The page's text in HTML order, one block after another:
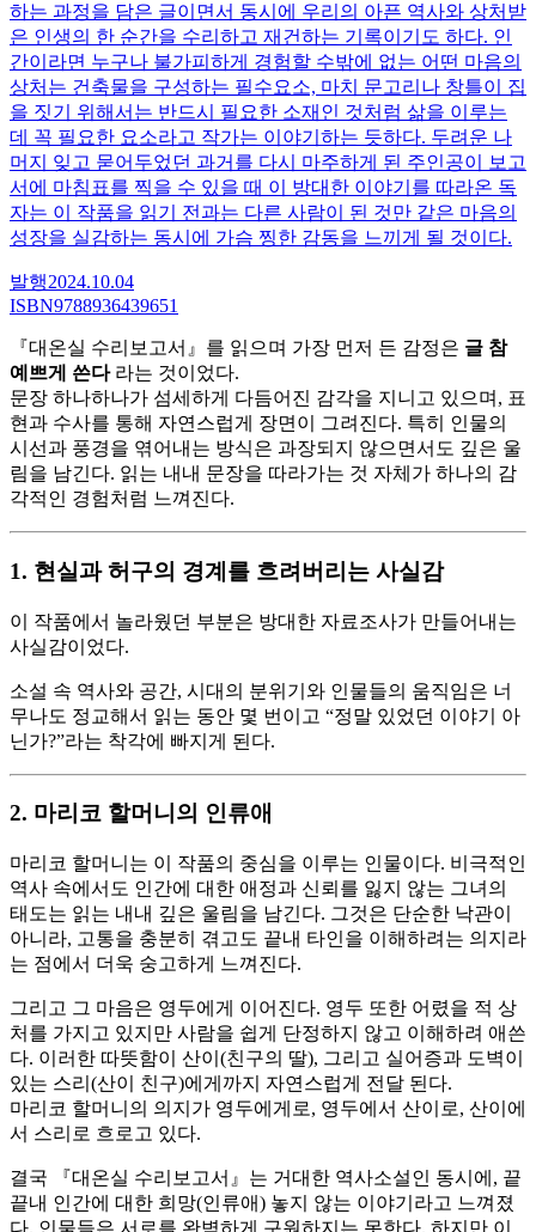
하는 과정을 담은 글이면서 동시에 우리의 아픈 역사와 상처받
은 인생의 한 순간을 수리하고 재건하는 기록이기도 하다. 인
간이라면 누구나 불가피하게 경험할 수밖에 없는 어떤 마음의
상처는 건축물을 구성하는 필수요소, 마치 문고리나 창틀이 집
을 짓기 위해서는 반드시 필요한 소재인 것처럼 삶을 이루는
데 꼭 필요한 요소라고 작가는 이야기하는 듯하다. 두려운 나
머지 잊고 묻어두었던 과거를 다시 마주하게 된 주인공이 보고
서에 마침표를 찍을 수 있을 때 이 방대한 이야기를 따라온 독
자는 이 작품을 읽기 전과는 다른 사람이 된 것만 같은 마음의
성장을 실감하는 동시에 가슴 찡한 감동을 느끼게 될 것이다.
발행2024.10.04
ISBN9788936439651
『대온실 수리보고서』를 읽으며 가장 먼저 든 감정은 글 참
예쁘게 쓴다라는 것이었다.
문장 하나하나가 섬세하게 다듬어진 감각을 지니고 있으며, 표
현과 수사를 통해 자연스럽게 장면이 그려진다. 특히 인물의
시선과 풍경을 엮어내는 방식은 과장되지 않으면서도 깊은 울
림을 남긴다. 읽는 내내 문장을 따라가는 것 자체가 하나의 감
각적인 경험처럼 느껴진다.
1. 현실과 허구의 경계를 흐려버리는 사실감
이 작품에서 놀라웠던 부분은 방대한 자료조사가 만들어내는
사실감이었다.
소설 속 역사와 공간, 시대의 분위기와 인물들의 움직임은 너
무나도 정교해서 읽는 동안 몇 번이고 “정말 있었던 이야기 아
닌가?”라는 착각에 빠지게 된다.
2. 마리코 할머니의 인류애
마리코 할머니는 이 작품의 중심을 이루는 인물이다. 비극적인
역사 속에서도 인간에 대한 애정과 신뢰를 잃지 않는 그녀의
태도는 읽는 내내 깊은 울림을 남긴다. 그것은 단순한 낙관이
아니라, 고통을 충분히 겪고도 끝내 타인을 이해하려는 의지라
는 점에서 더욱 숭고하게 느껴진다.
그리고 그 마음은 영두에게 이어진다. 영두 또한 어렸을 적 상
처를 가지고 있지만 사람을 쉽게 단정하지 않고 이해하려 애쓴
다. 이러한 따뜻함이 산이(친구의 딸), 그리고 실어증과 도벽이
있는 스리(산이 친구)에게까지 자연스럽게 전달 된다.
마리코 할머니의 의지가 영두에게로, 영두에서 산이로, 산이에
서 스리로 흐로고 있다.
결국 『대온실 수리보고서』는 거대한 역사소설인 동시에, 끝
끝내 인간에 대한 희망(인류애) 놓지 않는 이야기라고 느껴졌